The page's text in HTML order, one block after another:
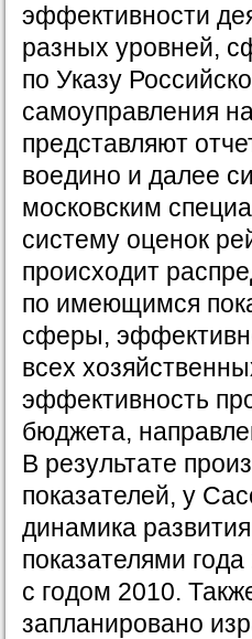
эффективности
разных уровней,
по Указу
самоуправления
представляют
воедино и далее
московским
систему оценок
происходит
по имеющимся
сферы,
всех
эффективность
бюджета,
В результате
показателей, у
динамика
показателями
с годом 2010.
запланировано